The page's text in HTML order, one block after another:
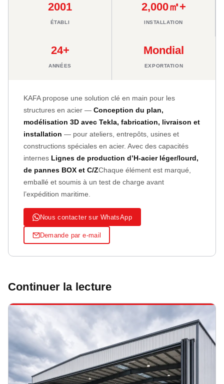
2001
ÉTABLI
2,000㎡+
INSTALLATION
24+
ANNÉES
Mondial
EXPORTATION
KAFA propose une solution clé en main pour les
structures en acier — Conception du plan,
modélisation 3D avec Tekla, fabrication, livraison et
installation — pour ateliers, entrepôts, usines et
constructions spéciales en acier. Avec des capacités
internes Lignes de production d’H‑acier léger/lourd,
de pannes BOX et C/ZChaque élément est marqué,
emballé et soumis à un test de charge avant
l’expédition maritime.
Nous contacter sur WhatsApp
Demande par e-mail
Continuer la lecture